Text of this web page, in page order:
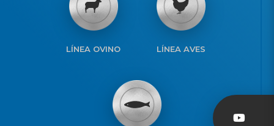
LÍNEA OVINO LÍNEA AVES